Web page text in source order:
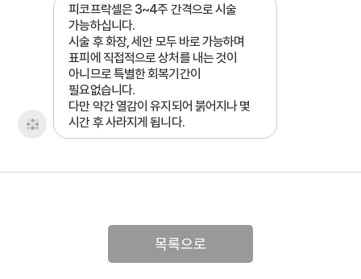
피코프락셀은 3~4주 간격으로 시술
가능하십니다.
시술 후 화장, 세안 모두 바로 가능하며
표피에 직접적으로 상처를 내는 것이
아니므로 특별한 회복기간이
필요없습니다.
다만 약간 열감이 유지되어 붉어지나 몇
시간 후 사라지게 됩니다.
목록으로